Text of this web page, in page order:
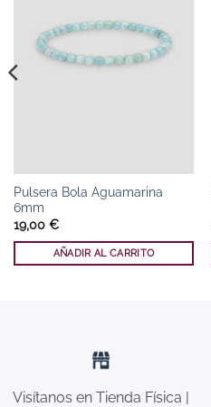
Pulsera Bola Aguamarina
6mm
19,00 €
AÑADIR AL CARRITO
Visítanos en Tienda Física |